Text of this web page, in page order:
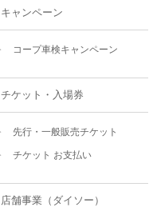
キャンペーン
コープ車検キャンペーン
チケット・入場券
先行・一般販売チケット
チケット お支払い
店舗事業（ダイソー）